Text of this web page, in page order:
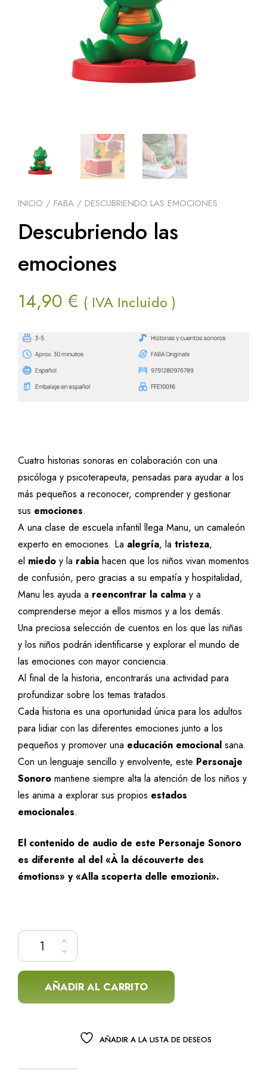
INICIO / FABA / DESCUBRIENDO LAS EMOCIONES
Descubriendo las
emociones
14,90 € ( IVA Incluido )
Cuatro historias sonoras en colaboración con una
psicóloga y psicoterapeuta, pensadas para ayudar a los
más pequeños a reconocer, comprender y gestionar
sus emociones.
A una clase de escuela infantil llega Manu, un camaleón
experto en emociones. La alegría, la tristeza,
el miedo y la rabia hacen que los niños vivan momentos
de confusión, pero gracias a su empatía y hospitalidad,
Manu les ayuda a reencontrar la calma y a
comprenderse mejor a ellos mismos y a los demás.
Una preciosa selección de cuentos en los que las niñas
y los niños podrán identificarse y explorar el mundo de
las emociones con mayor conciencia.
Al final de la historia, encontrarás una actividad para
profundizar sobre los temas tratados.
Cada historia es una oportunidad única para los adultos
para lidiar con las diferentes emociones junto a los
pequeños y promover una educación emocional sana.
Con un lenguaje sencillo y envolvente, este Personaje
Sonoro mantiene siempre alta la atención de los niños y
les anima a explorar sus propios estados
emocionales.
El contenido de audio de este Personaje Sonoro
es diferente al del «À la découverte des
émotions» y «Alla scoperta delle emozioni».
Descubriendo las emociones cantidad
AÑADIR AL CARRITO
AÑADIR A LA LISTA DE DESEOS